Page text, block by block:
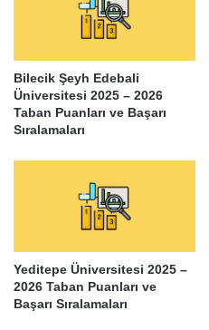
Bilecik Şeyh Edebali
Üniversitesi 2025 – 2026
Taban Puanları ve Başarı
Sıralamaları
Yeditepe Üniversitesi 2025 –
2026 Taban Puanları ve
Başarı Sıralamaları